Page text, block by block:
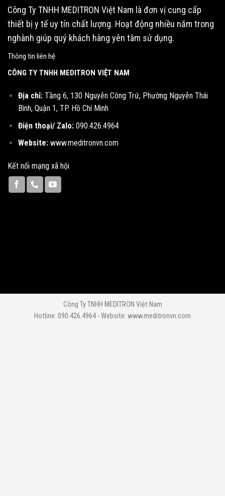
Công Ty TNHH MEDITRON Việt Nam là đơn vị cung cấp
thiết bị y tế uy tín chất lượng. Hoạt động nhiều năm trong
nghành giúp quý khách hàng yên tâm sử dụng.
Thông tin liên hệ
CÔNG TY TNHH MEDITRON VIỆT NAM
Địa chỉ: Tầng 6, 130 Nguyễn Công Trứ, Phường Nguyễn Thái
Bình, Quận 1, TP. Hồ Chí Minh
Điện thoại/ Zalo: 090.426.4964
Website: www.meditronvn.com
Kết nối mạng xã hội
Công Ty TNHH MEDITRON Việt Nam
Hotline: 090.426.4964 - Website: www.meditronvn.com